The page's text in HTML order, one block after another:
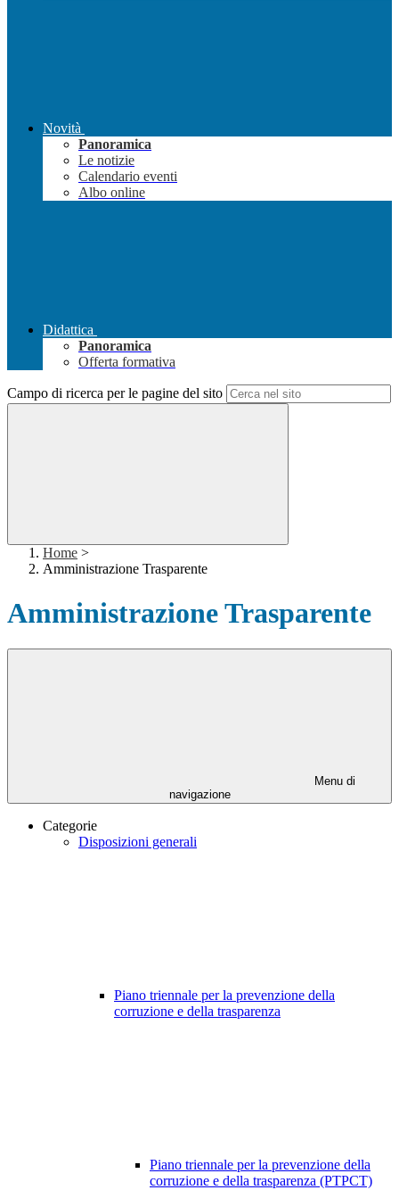
Novità
Panoramica
Le notizie
Calendario eventi
Albo online
Didattica
Panoramica
Offerta formativa
Campo di ricerca per le pagine del sito
Home >
Amministrazione Trasparente
Amministrazione Trasparente
Menu di
navigazione
Categorie
Disposizioni generali
Piano triennale per la prevenzione della
corruzione e della trasparenza
Piano triennale per la prevenzione della
corruzione e della trasparenza (PTPCT)